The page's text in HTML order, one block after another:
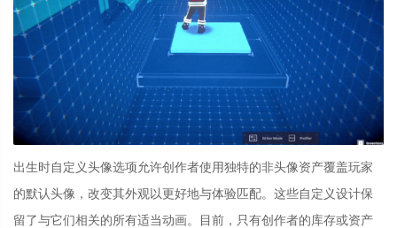
出生时自定义头像选项允许创作者使用独特的非头像资产覆盖玩家
的默认头像，改变其外观以更好地与体验匹配。这些自定义设计保
留了与它们相关的所有适当动画。目前，只有创作者的库存或资产